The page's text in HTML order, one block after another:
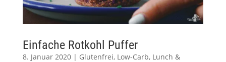
Einfache Rotkohl Puffer
8. Januar 2020| Glutenfrei, Low-Carb, Lunch &